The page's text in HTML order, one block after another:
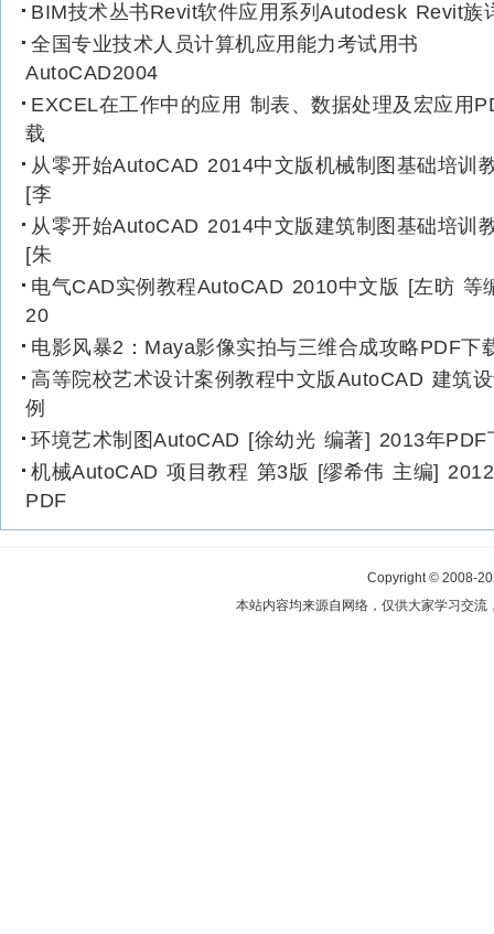
BIM技术丛书Revit软件应用系列Autodesk Revit族
全国专业技术人员计算机应用能力考试用书
AutoCAD2004
EXCEL在工作中的应用 制表、数据处理及宏应用
载
从零开始AutoCAD 2014中文版机械制图基础培训
[李
从零开始AutoCAD 2014中文版建筑制图基础培训
[朱
电气CAD实例教程AutoCAD 2010中文版 [左昉 等
20
电影风暴2：Maya影像实拍与三维合成攻略PDF下
高等院校艺术设计案例教程中文版AutoCAD 建筑
例
环境艺术制图AutoCAD [徐幼光 编著] 2013年PDF
机械AutoCAD 项目教程 第3版 [缪希伟 主编]
PDF
Copyright © 2008-
本站内容均来源自网络，仅供大家学习交